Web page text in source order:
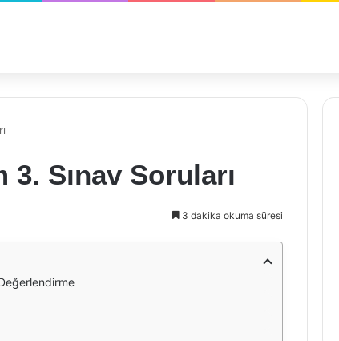
3. Sınav Soruları
3 dakika okuma süresi